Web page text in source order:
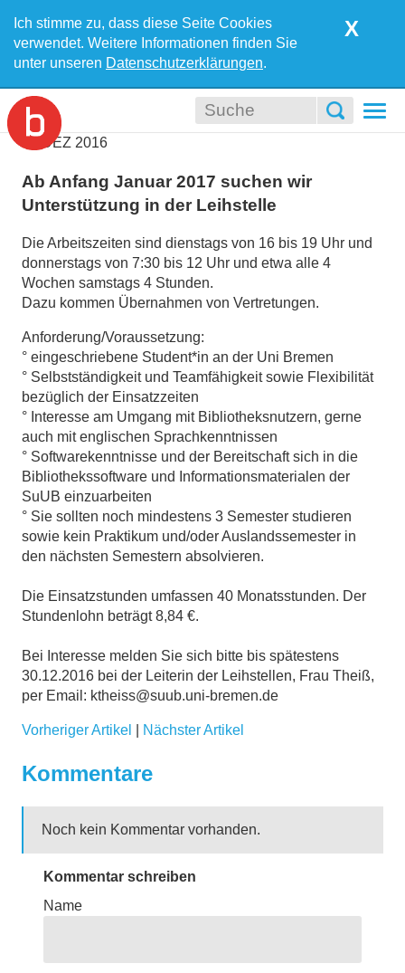
Ich stimme zu, dass diese Seite Cookies
verwendet. Weitere Informationen finden Sie
unter unseren Datenschutzerklärungen.
X
DEZ 2016
Ab Anfang Januar 2017 suchen wir
Unterstützung in der Leihstelle
Die Arbeitszeiten sind dienstags von 16 bis 19 Uhr und
donnerstags von 7:30 bis 12 Uhr und etwa alle 4
Wochen samstags 4 Stunden.
Dazu kommen Übernahmen von Vertretungen.
Anforderung/Voraussetzung:
° eingeschriebene Student*in an der Uni Bremen
° Selbstständigkeit und Teamfähigkeit sowie Flexibilität
bezüglich der Einsatzzeiten
° Interesse am Umgang mit Bibliotheksnutzern, gerne
auch mit englischen Sprachkenntnissen
° Softwarekenntnisse und der Bereitschaft sich in die
Bibliothekssoftware und Informationsmaterialen der
SuUB einzuarbeiten
° Sie sollten noch mindestens 3 Semester studieren
sowie kein Praktikum und/oder Auslandssemester in
den nächsten Semestern absolvieren.
Die Einsatzstunden umfassen 40 Monatsstunden. Der
Stundenlohn beträgt 8,84 €.
Bei Interesse melden Sie sich bitte bis spätestens
30.12.2016 bei der Leiterin der Leihstellen, Frau Theiß,
per Email: ktheiss@suub.uni-bremen.de
Vorheriger Artikel Nächster Artikel
Kommentare
Noch kein Kommentar vorhanden.
Kommentar schreiben
Name